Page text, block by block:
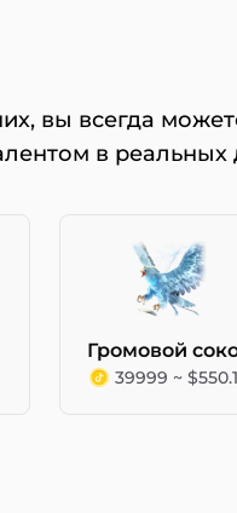
вы всегда
в реальных
Громовой
39999 ~